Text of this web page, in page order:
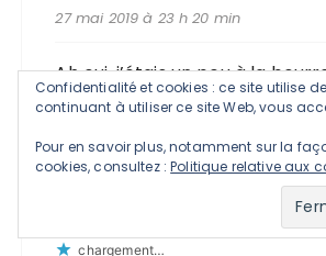
27 mai 2019 à 23 h 20 min
Ah oui, j’étais un peu à la
chroniques de séries ^^ Je
pas non plus la série du siècle
aimes la saison 2 de Killing Eve
pas encore vue, c’est ma
chargement…
Confidentialité et cookies : ce site utilise
continuant à utiliser ce site Web, vous
Pour en savoir plus, notamment sur la
cookies, consultez :Politique relative aux